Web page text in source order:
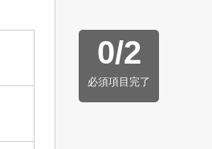
0/2
必須項目完了